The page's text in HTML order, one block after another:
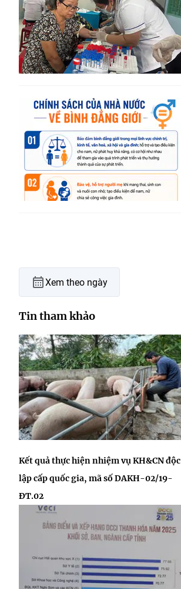
Xem theo ngày
Tin tham khảo
Kết quả thực hiện nhiệm vụ KH&CN độc
lập cấp quốc gia, mã số DAKH-02/19-
ĐT.02